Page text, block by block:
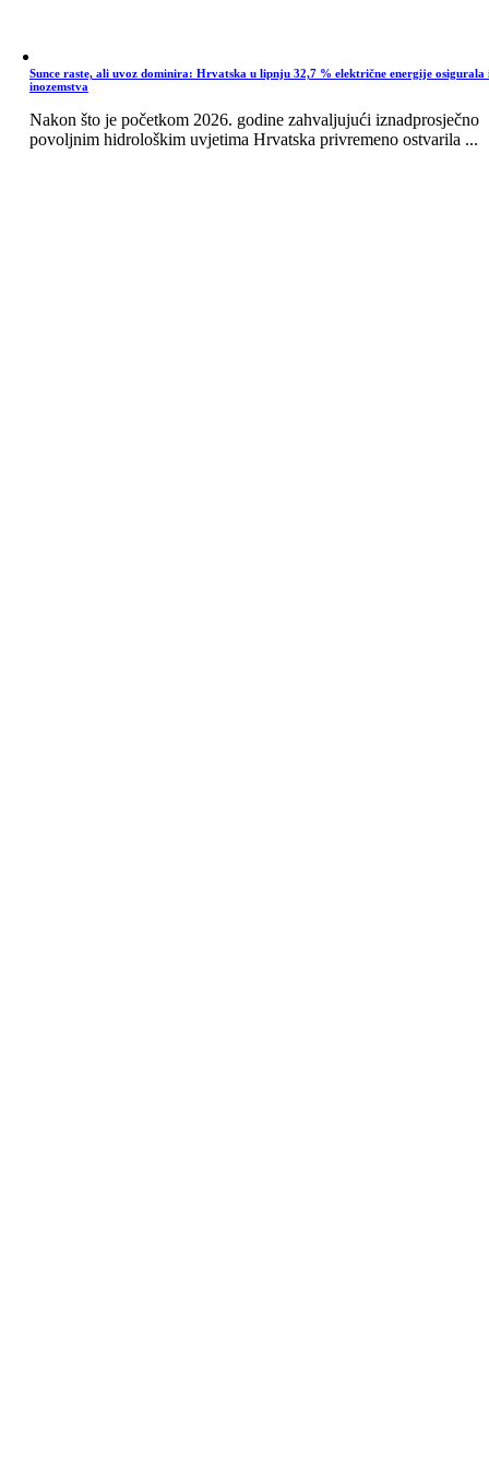
Sunce raste, ali uvoz dominira: Hrvatska u lipnju 32,7 % električne energije osigurala
inozemstva
Nakon što je početkom 2026. godine zahvaljujući iznadprosječno
povoljnim hidrološkim uvjetima Hrvatska privremeno ostvarila ...